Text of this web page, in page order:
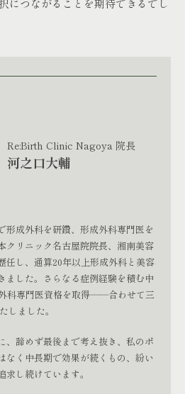
Re:Birth Clinic Nagoya 院長
河之口大輔
形成外科を研鑽、形成外科専門医を
クリニック名古屋院院長、湘南美容
任し、通算20年以上形成外科と美容
ました。さらなる症例経験を積む中
科専門医資格を取得――合わせて三
しました。
、諦めず最後まで考え抜き、私のポ
なく中長期で効果が続くもの、紛い
し続けています。